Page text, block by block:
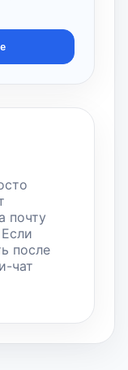
почту
после
чат